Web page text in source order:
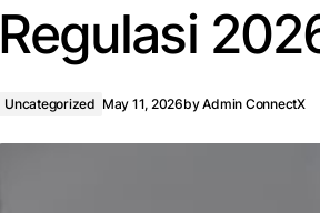
Regulasi
Uncategorized May 11, 2026byAdmin ConnectX